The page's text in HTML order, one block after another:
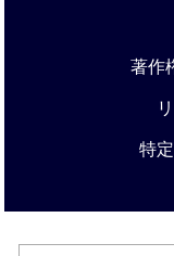
著作
特